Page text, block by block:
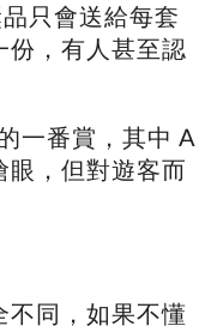
只會送給每套
份，有人甚至認
一番賞，其中 A
眼，但對遊客而
不同，如果不懂